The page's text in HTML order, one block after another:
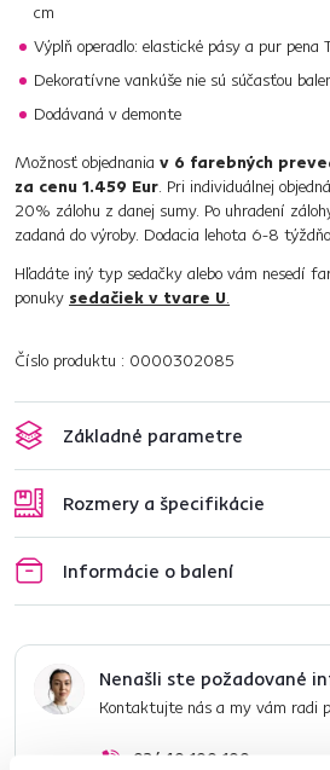
cm
Výplň operadlo: elastické pásy a pur
Dekoratívne vankúše nie sú súčasťou
Dodávaná v demonte
Možnosť objednania v 6 farebných
za cenu 1.459 Eur. Pri individuálnej
20% zálohu z danej sumy. Po uhradení
zadaná do výroby. Dodacia lehota 6-8
Hľadáte iný typ sedačky alebo vám nesedí
ponuky sedačiek v tvare U.
Číslo produktu : 0000302085
Základné parametre
Rozmery a špecifikácie
Informácie o balení
Nenašli ste požadované
Kontaktujte nás a my vám radi
02/ 40 100 100